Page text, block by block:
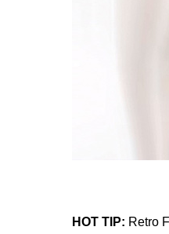
HOT TIP: Retro